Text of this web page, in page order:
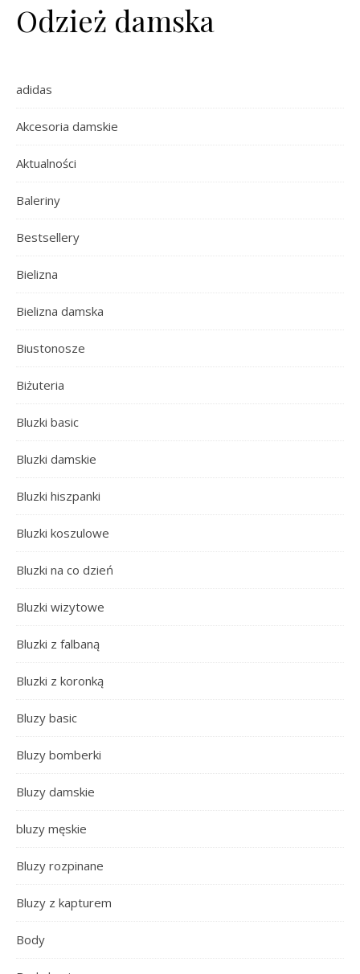
Odzież damska
adidas
Akcesoria damskie
Aktualności
Baleriny
Bestsellery
Bielizna
Bielizna damska
Biustonosze
Biżuteria
Bluzki basic
Bluzki damskie
Bluzki hiszpanki
Bluzki koszulowe
Bluzki na co dzień
Bluzki wizytowe
Bluzki z falbaną
Bluzki z koronką
Bluzy basic
Bluzy bomberki
Bluzy damskie
bluzy męskie
Bluzy rozpinane
Bluzy z kapturem
Body